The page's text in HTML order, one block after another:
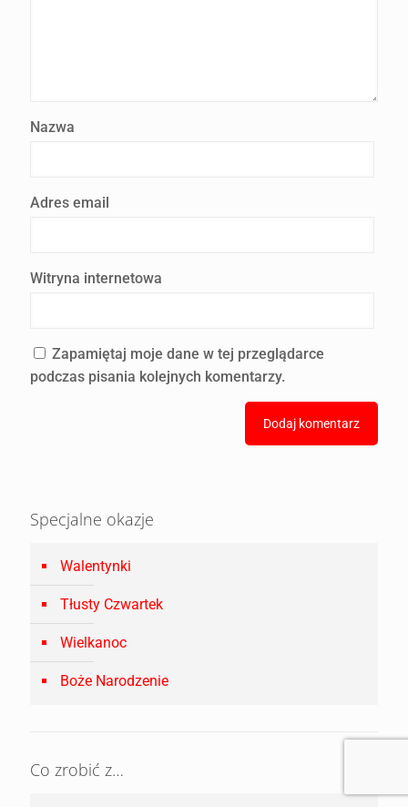
Nazwa
Adres email
Witryna internetowa
Zapamiętaj moje dane w tej przeglądarce
podczas pisania kolejnych komentarzy.
Specjalne okazje
Walentynki
Tłusty Czwartek
Wielkanoc
Boże Narodzenie
Co zrobić z…